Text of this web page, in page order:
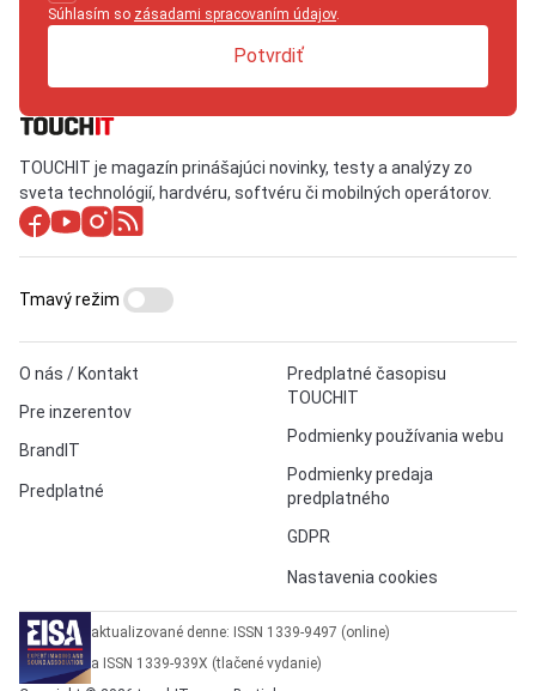
Súhlasím so zásadami spracovaním údajov.
Potvrdiť
TOUCHIT je magazín prinášajúci novinky, testy a analýzy zo
sveta technológií, hardvéru, softvéru či mobilných operátorov.
O nás / Kontakt
Pre inzerentov
BrandIT
Predplatné
Predplatné časopisu
TOUCHIT
Podmienky používania webu
Podmienky predaja
predplatného
GDPR
Nastavenia cookies
Tmavý režim
aktualizované denne: ISSN 1339-9497 (online)
a ISSN 1339-939X (tlačené vydanie)